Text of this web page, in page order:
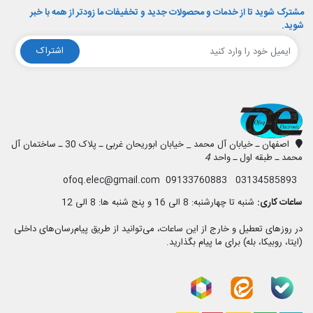
مشترک شوید تا از خدمات و محصولات جدید و تخفیفات ما زودتر از همه با خبر
شوید.
اشتراک
اصفهان ـ خیابان آل محمد _ خیابان ابوریحان غربی ـ پلاک 30 ـ ساختمان آل
محمد ـ طبقه اول ـ واحد4
ساعات کاری: شنبه تا چهارشنبه: 8 الی 16 و پنج شنبه ها: 8 الی 12
در روزهای تعطیل و خارج از این ساعات، می‌توانید از طریق پیام‌رسان‌های داخلی
(ایتا، روبیکا، بله) برای ما پیام بگذارید.